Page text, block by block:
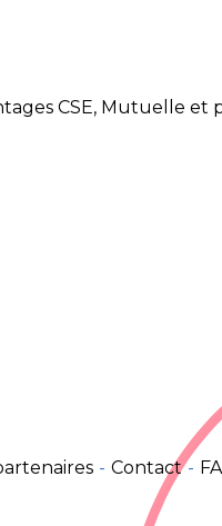
CSE, Mutuelle et
Contact